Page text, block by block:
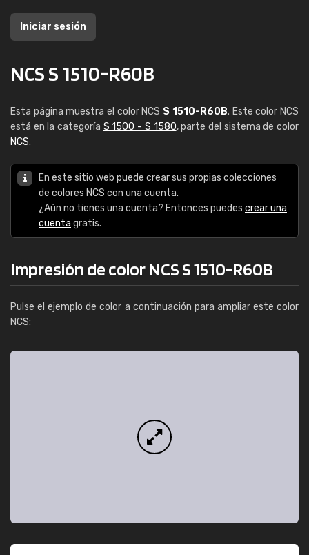
Iniciar sesión
NCS S 1510-R60B
Esta página muestra el color NCS S 1510-R60B. Este color NCS
está en la categoría S 1500 - S 1580, parte del sistema de color
NCS.
En este sitio web puede crear sus propias colecciones
de colores NCS con una cuenta.
¿Aún no tienes una cuenta? Entonces puedes crear una
cuenta gratis.
Impresión de color NCS S 1510-R60B
Pulse el ejemplo de color a continuación para ampliar este color
NCS: